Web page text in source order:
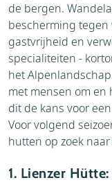
de bergen.
bescherming tegen
gastvrijheid en
specialiteiten -
het
met mensen om en
dit de kans voor
Voor volgend
hutten op zoek
1. Lienzer